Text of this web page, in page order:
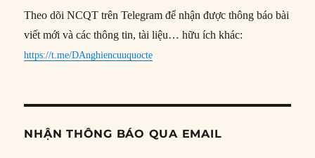
Theo dõi NCQT trên Telegram để nhận được thông báo bài
viết mới và các thông tin, tài liệu… hữu ích khác:
https://t.me/DAnghiencuuquocte
NHẬN THÔNG BÁO QUA EMAIL